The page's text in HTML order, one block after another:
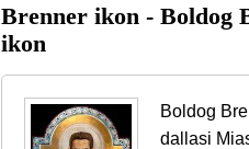
Brenner ikon - Boldog
ikon
Boldog
dallasi